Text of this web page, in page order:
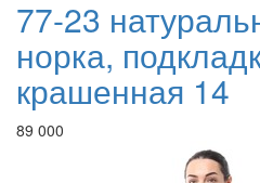
77-23
норка,
крашенная 14
89 000